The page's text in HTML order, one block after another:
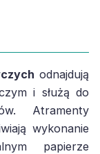
odnajdują
i służą do
Atramenty
wykonanie
papierze